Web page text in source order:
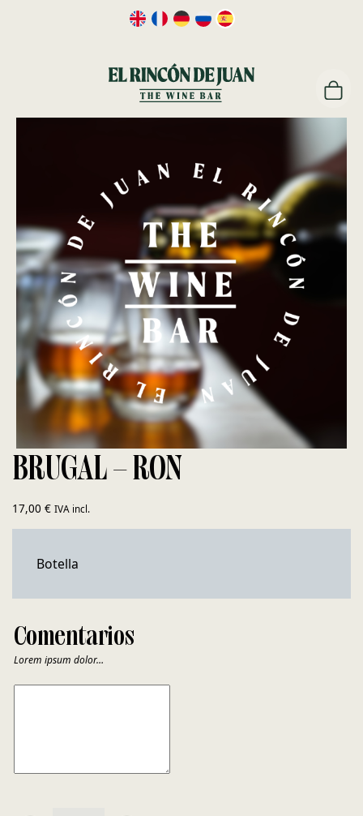
BRUGAL – RON
17,00 € IVA incl.
Botella
Comentarios
Lorem ipsum dolor…